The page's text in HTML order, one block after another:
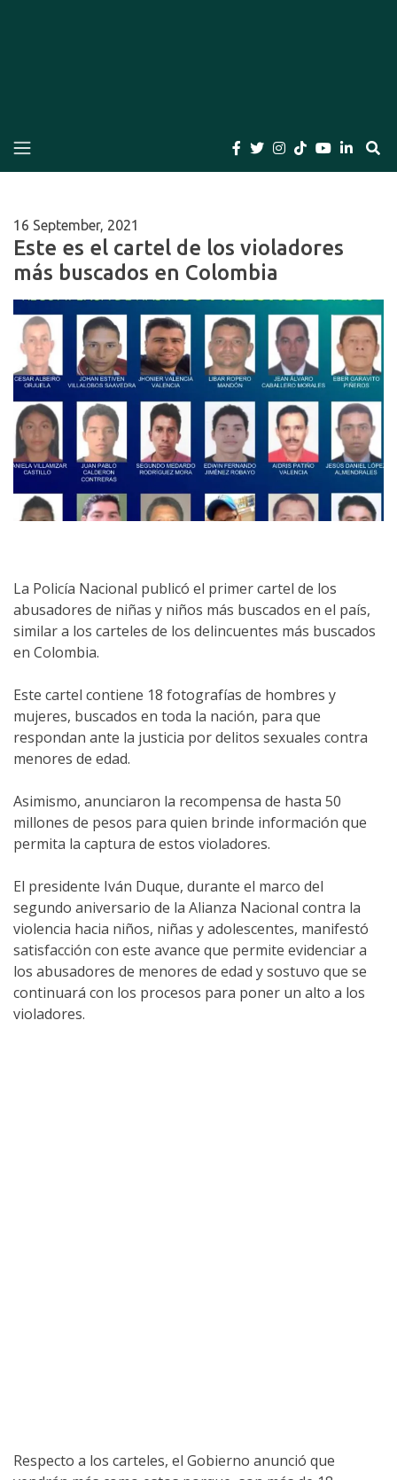
Periódico el Bogotano de la Casa Editorial el
Investigación, Cuentos y Libros
16 September, 2021
Este es el cartel de los violadores
más buscados en Colombia
La Policía Nacional publicó el primer cartel de los
abusadores de niñas y niños más buscados en el país,
similar a los carteles de los delincuentes más buscados
en Colombia.
Este cartel contiene 18 fotografías de hombres y
mujeres, buscados en toda la nación, para que
respondan ante la justicia por delitos sexuales contra
menores de edad.
Asimismo, anunciaron la recompensa de hasta 50
millones de pesos para quien brinde información que
permita la captura de estos violadores.
El presidente Iván Duque, durante el marco del
segundo aniversario de la Alianza Nacional contra la
violencia hacia niños, niñas y adolescentes, manifestó
satisfacción con este avance que permite evidenciar a
los abusadores de menores de edad y sostuvo que se
continuará con los procesos para poner un alto a los
violadores.
Respecto a los carteles, el Gobierno anunció que